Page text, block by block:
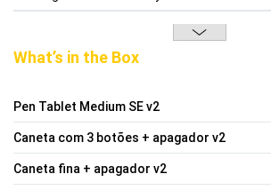
What’s in the Box
Pen Tablet Medium SE v2
Caneta com 3 botões + apagador v2
Caneta fina + apagador v2